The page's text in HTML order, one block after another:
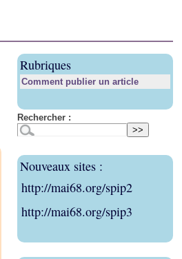
Rubriques
Comment publier un article
Rechercher :
Nouveaux sites :
http://mai68.org/spip2
http://mai68.org/spip3